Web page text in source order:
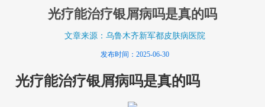
光疗能治疗银屑病吗是真的吗
文章来源：乌鲁木齐新军都皮肤病医院
发布时间：2025-06-30
光疗能治疗银屑病吗是真的吗